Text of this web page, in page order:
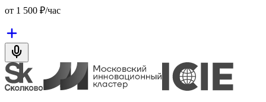
от 1 500 ₽/час